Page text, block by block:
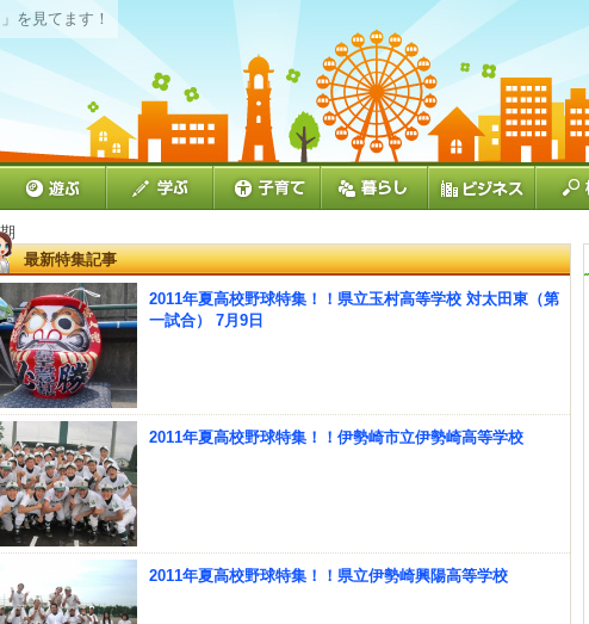
」を見てます！
最新特集記事
2011年夏高校野球特集！！県立玉村高等学校 対太田東（第
一試合） 7月9日
2011年夏高校野球特集！！伊勢崎市立伊勢崎高等学校
2011年夏高校野球特集！！県立伊勢崎興陽高等学校